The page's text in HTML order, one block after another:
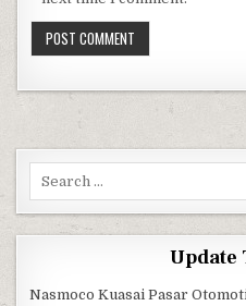
Search for:
Update
Nasmoco Kuasai Pasar